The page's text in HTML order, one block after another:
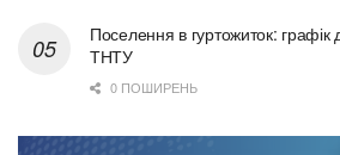
Поселення в гуртожиток: графік
ТНТУ
0 ПОШИРЕНЬ